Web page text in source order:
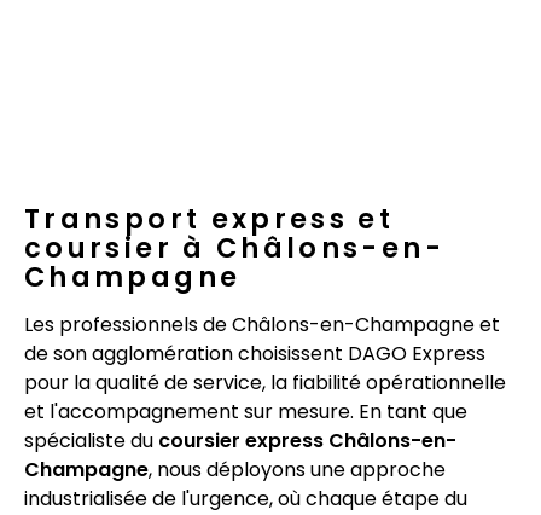
Transport express et
coursier à Châlons-en-
Champagne
Les professionnels de Châlons-en-Champagne et
de son agglomération choisissent DAGO Express
pour la qualité de service, la fiabilité opérationnelle
et l'accompagnement sur mesure. En tant que
spécialiste du coursier express Châlons-en-
Champagne, nous déployons une approche
industrialisée de l'urgence, où chaque étape du